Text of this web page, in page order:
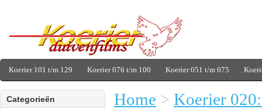
Koerier 101 t/m 129 Koerier 076 t/m 100 Koerier 051 t/m 075
Categorieën Home > Koerier